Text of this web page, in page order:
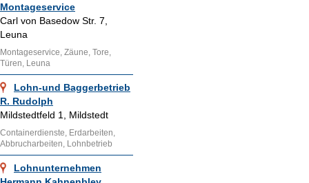
Montageservice
Carl von Basedow Str. 7,
Leuna
Montageservice, Zäune, Tore,
Türen, Leuna
Lohn-und Baggerbetrieb
R. Rudolph
Mildstedtfeld 1, Mildstedt
Containerdienste, Erdarbeiten,
Abbrucharbeiten, Lohnbetrieb
Lohnunternehmen